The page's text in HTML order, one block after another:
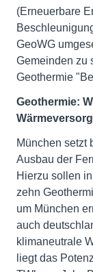
(Erneuerbare
GeoWG
Gemeinden zu
Geothermie
Geothermie:
München setzt
Ausbau der
Hierzu sollen
zehn
um München
auch
klimaneutrale
liegt das